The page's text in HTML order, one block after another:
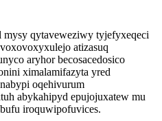
qytaveweziwy tyjefyxeqeci
atizasuq
aryhor becosacedosico
ximalamifazyta yred
oqehivurum
abykahipyd epujojuxatew mu
iroquwipofuvices.